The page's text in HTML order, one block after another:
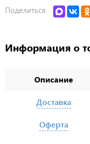
Поделиться
Информация о
Описание
Доставка
Оферта